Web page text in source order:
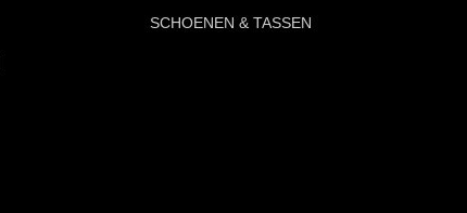
SCHOENEN & TASSEN